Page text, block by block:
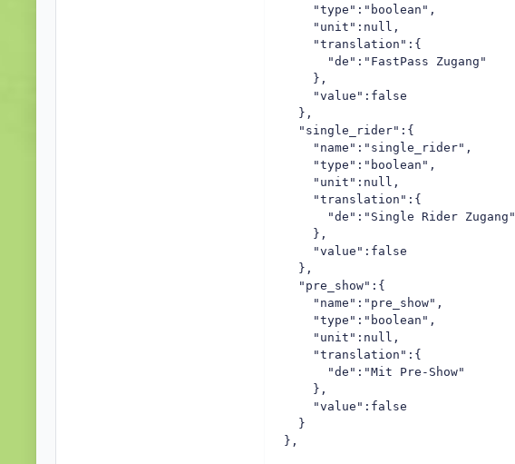
    "type":"boolean",
    "unit":null,
    "translation":{
      "de":"FastPass Zugang"
    },
    "value":false
  },
  "single_rider":{
    "name":"single_rider",
    "type":"boolean",
    "unit":null,
    "translation":{
      "de":"Single Rider Zugang"
    },
    "value":false
  },
  "pre_show":{
    "name":"pre_show",
    "type":"boolean",
    "unit":null,
    "translation":{
      "de":"Mit Pre-Show"
    },
    "value":false
  }
},